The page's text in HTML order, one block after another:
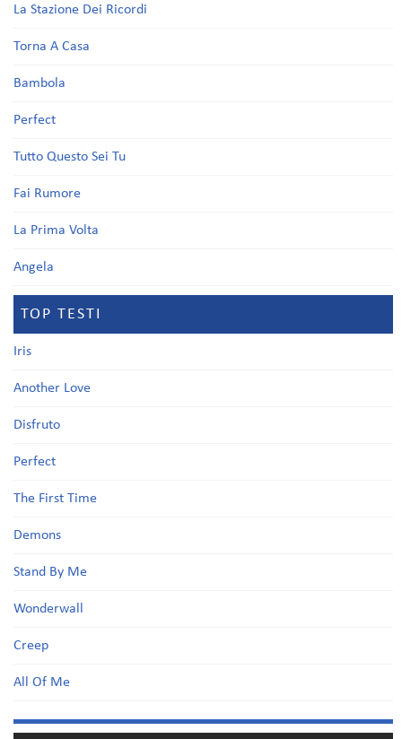
La Stazione Dei Ricordi
Torna A Casa
Bambola
Perfect
Tutto Questo Sei Tu
Fai Rumore
La Prima Volta
Angela
TOP TESTI
Iris
Another Love
Disfruto
Perfect
The First Time
Demons
Stand By Me
Wonderwall
Creep
All Of Me